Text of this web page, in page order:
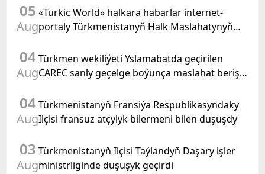
Kararnamasyna bagyşlanan maslahat geçirildi
05
Aug
«Turkic World» halkara habarlar internet-
portaly Türkmenistanyň Halk Maslahatynyň
beýan eder
04
Aug
Türkmen wekiliýeti Yslamabatda geçirilen
CAREC sanly geçelge boýunça maslahat beriş
04
Aug
Türkmenistanyň Fransiýa Respublikasyndaky
Ilçisi fransuz atçylyk bilermeni bilen duşuşdy
03
Aug
Türkmenistanyň Ilçisi Taýlandyň Daşary işler
ministrliginde duşuşyk geçirdi